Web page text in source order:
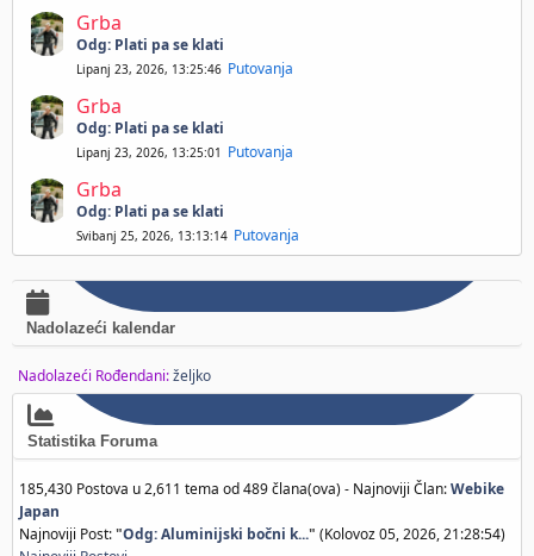
Grba
Odg: Plati pa se klati
Lipanj 23, 2026, 13:25:46 Putovanja
Grba
Odg: Plati pa se klati
Lipanj 23, 2026, 13:25:01 Putovanja
Grba
Odg: Plati pa se klati
Svibanj 25, 2026, 13:13:14 Putovanja
Nadolazeći kalendar
Nadolazeći Rođendani:željko
Statistika Foruma
185,430 Postova u 2,611 tema od 489 člana(ova) - Najnoviji Član:Webike
Japan
Najnoviji Post:"Odg: Aluminijski bočni k..." (Kolovoz 05, 2026, 21:28:54)